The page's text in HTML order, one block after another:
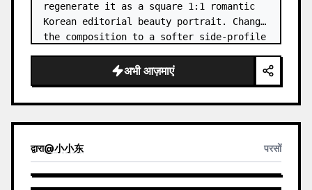
regenerate it as a square 1:1 romantic
Korean editorial beauty portrait. Change
the composition to a softer side-profile
eyes closed, gently smellin…
अभी आज़माएं
द्वारा@小小东 परसों